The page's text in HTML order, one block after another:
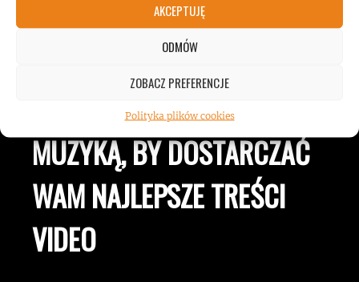
AKCEPTUJĘ
ODMÓW
ZOBACZ PREFERENCJE
Polityka plików cookies
JESTEŚMY BLISKO
ZESPOŁÓW, KONCERTÓW I
LUDZI ZWIĄZANYCH Z
MUZYKĄ, BY DOSTARCZAĆ
WAM NAJLEPSZE TREŚCI
VIDEO